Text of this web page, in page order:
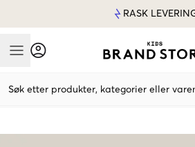
RASK
Mobile Menu
Søk etter produkter, kategorier eller